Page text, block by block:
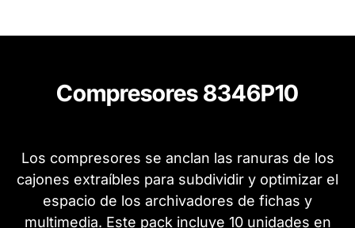
Compresores 8346P10
Los compresores se anclan las ranuras de los
cajones extraíbles para subdividir y optimizar el
espacio de los archivadores de fichas y
multimedia. Este pack incluye 10 unidades en